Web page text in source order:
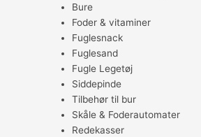
Bure
Foder & vitaminer
Fuglesnack
Fuglesand
Fugle Legetøj
Siddepinde
Tilbehør til bur
Skåle & Foderautomater
Redekasser